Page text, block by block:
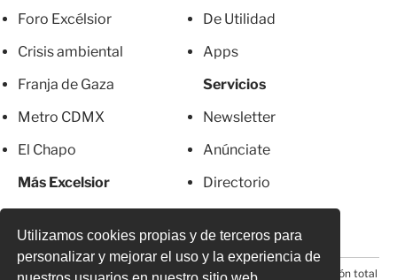
Utilizamos cookies propias y de terceros para
personalizar y mejorar el uso y la experiencia de
Foro Excélsior
Crisis ambiental
Franja de Gaza
Metro CDMX
El Chapo
Más Excelsior
De Utilidad
Apps
Servicios
Newsletter
Anúnciate
Directorio
© 2026 Todos los derechos reservados. Prohibida la reproducción total